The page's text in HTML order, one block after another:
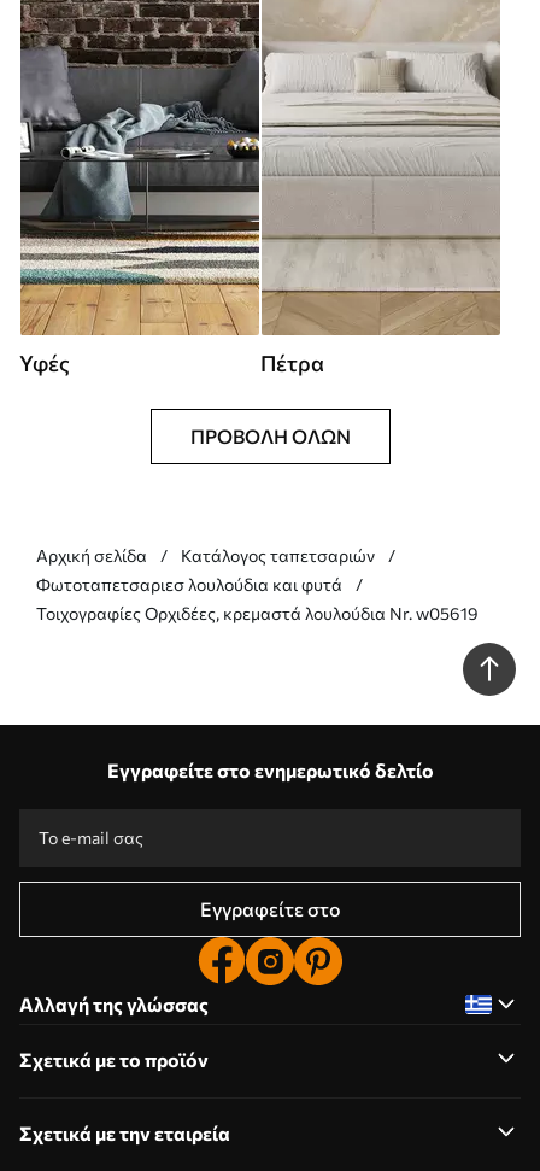
Υφές Πέτρα
ΠΡΟΒΟΛΉ ΌΛΩΝ
Αρχική σελίδα
Κατάλογος ταπετσαριών
Φωτοταπετσαριεσ λουλούδια και φυτά
Τοιχογραφίες Ορχιδέες, κρεμαστά λουλούδια Nr. w05619
Εγγραφείτε στο ενημερωτικό δελτίο
Εγγραφείτε στο
Αλλαγή της γλώσσας
Σχετικά με το προϊόν
Σχετικά με την εταιρεία